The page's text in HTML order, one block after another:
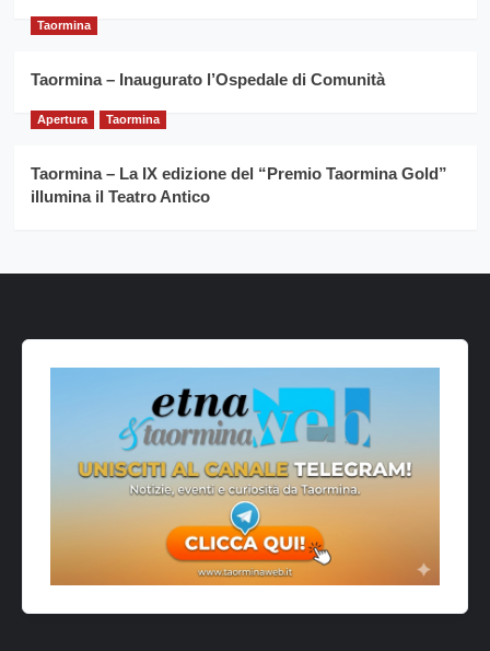
Taormina
Taormina – Inaugurato l’Ospedale di Comunità
Apertura Taormina
Taormina – La IX edizione del “Premio Taormina Gold”
illumina il Teatro Antico